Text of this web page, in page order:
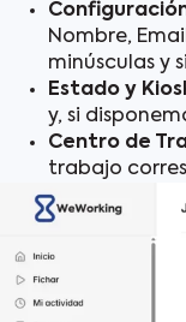
Nombre,
minúsculas y
Estado y
y, si
Centro de
trabajo